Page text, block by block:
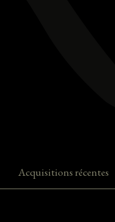
Acquisitions récentes